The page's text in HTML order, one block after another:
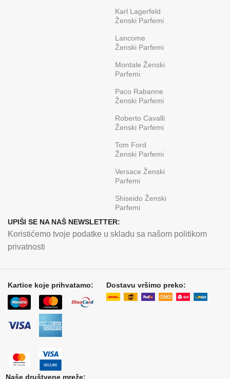
Karl Lagerfeld
Ženski Parfemi
Lancome
Ženski Parfemi
Montale Ženski
Parfemi
Paco Rabanne
Ženski Parfemi
Roberto Cavalli
Ženski Parfemi
Tom Ford
Ženski Parfemi
Versace Ženski
Parfemi
Shiseido Ženski
Parfemi
UPIŠI SE NA NAŠ NEWSLETTER:
Koristićemo tvoje podatke u skladu sa našom politikom
privatnosti
Kartice koje prihvatamo: Dostavu vršimo preko:
Naše društvene mreže: